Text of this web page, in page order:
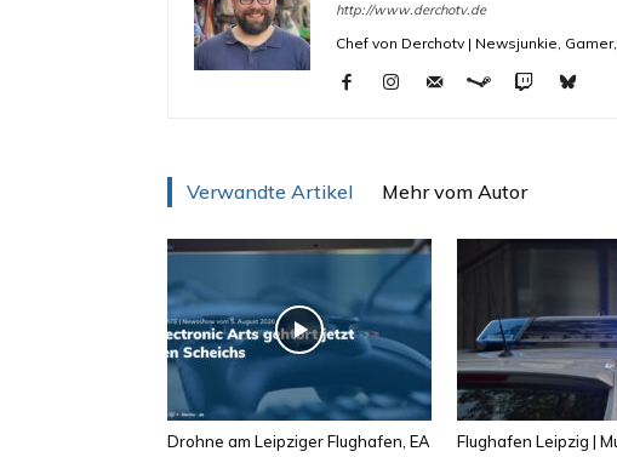
http://www.derchotv.de
Chef von Derchotv | Newsjunkie,
Verwandte Artikel Mehr vom Autor
Drohne am Leipziger Flughafen, EA
Flughafen Leipzig |